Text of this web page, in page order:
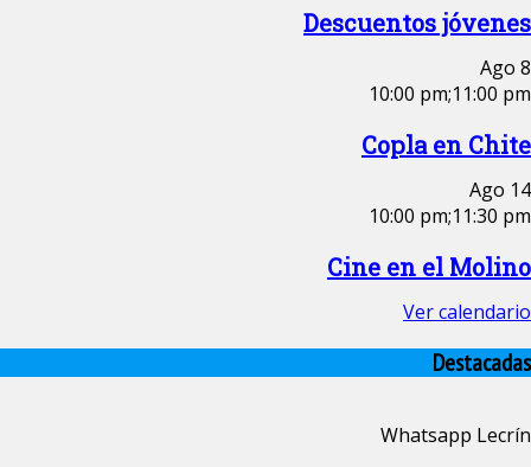
Descuentos jóvenes
Ago 8
10:00 pm;11:00 pm
Copla en Chite
Ago 14
10:00 pm;11:30 pm
Cine en el Molino
Ver calendario
Destacadas
Whatsapp Lecrín